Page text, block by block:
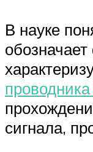
В науке
сигнала,